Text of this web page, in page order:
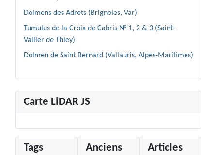
Dolmens des Adrets (Brignoles, Var)
Tumulus de la Croix de Cabris N° 1, 2 & 3 (Saint-
Vallier de Thiey)
Dolmen de Saint Bernard (Vallauris, Alpes-Maritimes)
Carte LiDAR JS
Tags
Anciens
Articles